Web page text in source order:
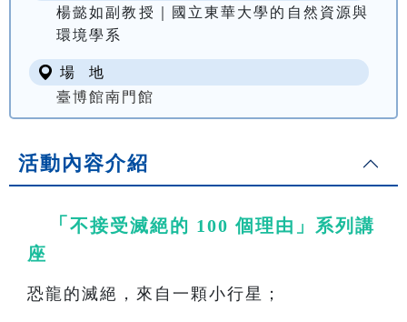
楊懿如副教授｜國立東華大學的自然資源與
環境學系
場 地
臺博館南門館
活動內容介紹
「 不接受滅絕的 100 個理由」系列講
座
恐龍的滅絕，來自一顆小行星；